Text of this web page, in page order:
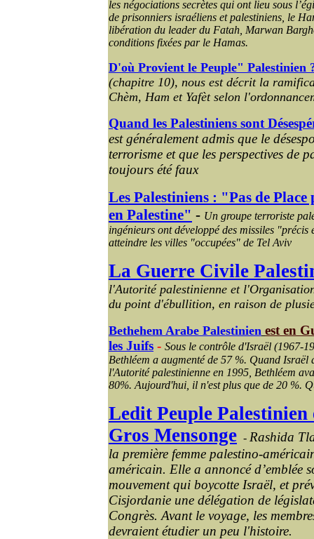
les négociations secrètes qui ont lieu sous
de prisonniers israéliens et palestiniens, le
libération du leader du Fatah, Marwan
conditions fixées par le Hamas.
D'où Provient le Peuple" Palestinien
(chapitre 10), nous est décrit la
Chèm, Ham et Yafèt selon
Quand les Palestiniens sont
est généralement admis que le
terrorisme et que les perspectives de
toujours été faux
Les Palestiniens : "Pas de
en Palestine" - Un groupe terroriste
ingénieurs ont développé des missiles "précis
atteindre les villes "occupées" de Tel Aviv
La Guerre Civile
l'Autorité palestinienne et
du point d'ébullition, en raison de
Bethehem Arabe Palestinien est en
les Juifs - Sous le contrôle d'Israël (1967-
Bethléem a augmenté de 57 %. Quand Israël
l'Autorité palestinienne en 1995, Bethléem
80%. Aujourd'hui, il n'est plus que de 20 %.
Ledit Peuple Palestinien
Gros Mensonge - Rashida
la première femme palestino-
américain. Elle a annoncé d’emblée
mouvement qui boycotte Israël, et
Cisjordanie une délégation de
Congrès. Avant le voyage, les
devraient étudier un peu l'histoire.